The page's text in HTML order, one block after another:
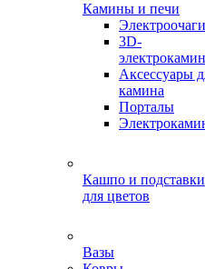
Камины и печи
Электроочаги
3D-
Аксессуары
камина
Порталы
Кашпо и подставки
для цветов
Вазы